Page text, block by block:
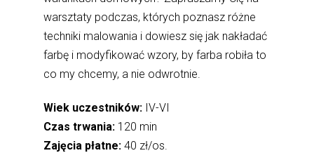
warsztaty podczas, których poznasz różne
techniki malowania i dowiesz się jak nakładać
farbę i modyfikować wzory, by farba robiła to
co my chcemy, a nie odwrotnie.
Wiek uczestników: IV-VI
Czas trwania: 120 min
Zajęcia płatne:40 zł/os.